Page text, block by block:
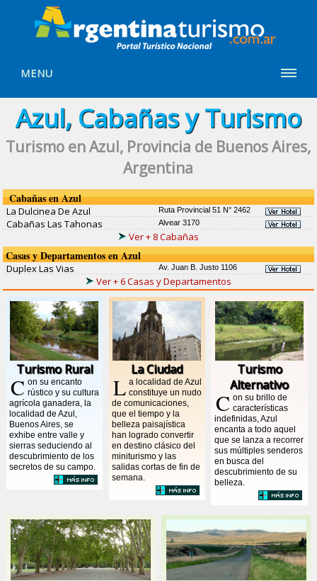
MENU
Azul, Cabañas y Turismo
Turismo en Azul, Provincia de Buenos Aires,
Argentina
Cabañas en Azul
La Dulcinea De Azul Ruta Provincial 51 N° 2462
Cabañas Las Tahonas Alvear 3170
Ver + 8 Cabañas
Casas y Departamentos en Azul
Duplex Las Vias Av. Juan B. Justo 1106
Ver + 6 Casas y Departamentos
Turismo Rural
C on su encanto
rústico y su cultura
agrícola ganadera, la
localidad de Azul,
Buenos Aires, se
exhibe entre valle y
sierras seduciendo al
descubrimiento de los
secretos de su campo.
La Ciudad
L a localidad de Azul
constituye un nudo
de comunicaciones,
que el tiempo y la
belleza paisajística
han logrado convertir
en destino clásico del
miniturismo y las
salidas cortas de fin de
semana.
Turismo
Alternativo
C on su brillo de
características
indefinidas, Azul
encanta a todo aquel
que se lanza a recorrer
sus múltiples senderos
en busca del
descubrimiento de su
belleza.